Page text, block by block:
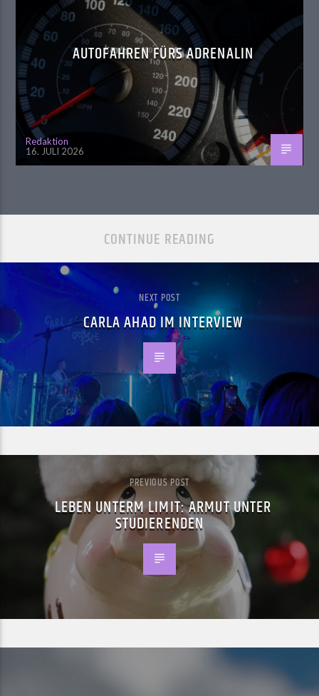
AUTOFAHREN FÜRS ADRENALIN
Redaktion
16. JULI 2026
CONTINUE READING
NEXT POST
CARLA AHAD IM INTERVIEW
PREVIOUS POST
LEBEN UNTERM LIMIT: ARMUT UNTER
STUDIERENDEN